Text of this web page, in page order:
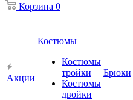
Корзина 0
Акции
Костюмы
Костюмы
тройки
Костюмы
двойки
Брюки